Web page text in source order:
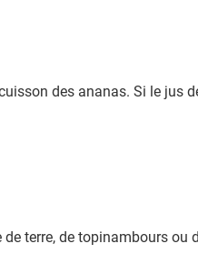
des ananas. Si le jus
terre, de topinambours ou